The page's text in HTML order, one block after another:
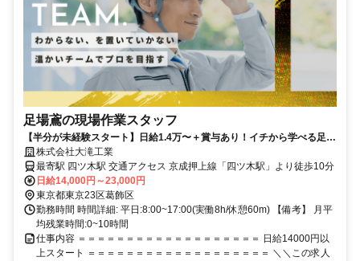
足場鳶の現場作業スタッフ
【半分が未経験スタート】日給1.4万〜＋賞与あり！イチから学べる足場
鳶業務
株式会社大滝工業
最寄駅 四ツ木駅 交通アクセス 京成押上線「四ツ木駅」より徒歩10分
日給14,000円～23,000円
東京都東京23区葛飾区
勤務時間 時間詳細: 平日:8:00~17:00(実働8h/休憩60m) 【備考】 月平
均残業時間:0~10時間
仕事内容 ＝＝＝＝＝＝＝＝＝＝＝＝＝＝＝＝＝＝＝ 日給14000円以
上スタート ＝＝＝＝＝＝＝＝＝＝＝＝＝＝＝＝＝＝＝ ＼＼この求人